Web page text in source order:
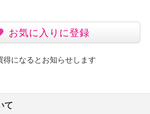
お気に入りに登録
得になるとお知らせします
て